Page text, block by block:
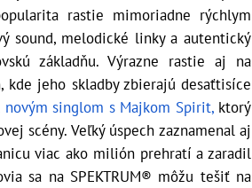
rastie mimoriadne rýchlym
sound, melodické linky a autentický
základňu. Výrazne rastie aj na
kde jeho skladby zbierajú desaťtisíce
novým singlom s Majkom Spirit,ktorý
scény. Veľký úspech zaznamenal aj
viac ako milión prehratí a zaradil
sa na SPEKTRUM® môžu tešiť na